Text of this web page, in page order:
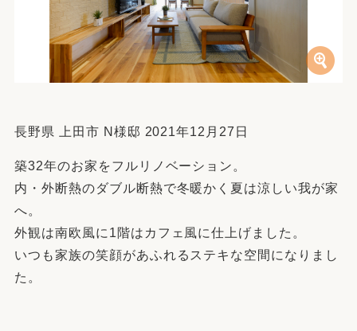
長野県 上田市 N様邸 2021年12月27日
築32年のお家をフルリノベーション。
内・外断熱のダブル断熱で冬暖かく夏は涼しい我が家
へ。
外観は南欧風に1階はカフェ風に仕上げました。
いつも家族の笑顔があふれるステキな空間になりまし
た。